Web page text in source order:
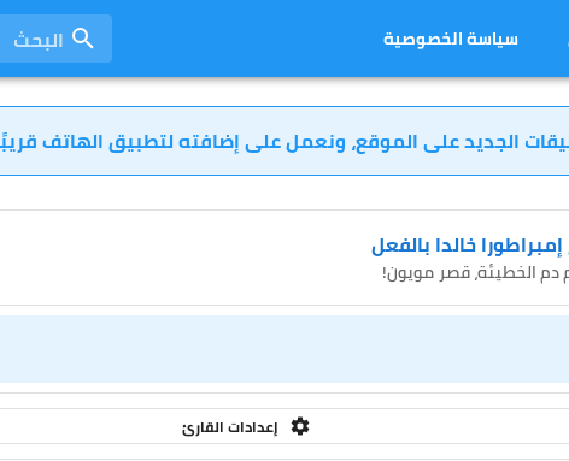
سياسة الخصوصية البحث
الجديد على الموقع، ونعمل على إضافته لتطبيق الهاتف
خالدا بالفعل
إعدادات القارئ